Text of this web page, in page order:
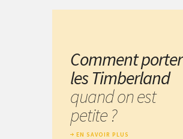
Comment porter
les Timberland
quand on est
petite ?
EN SAVOIR PLUS